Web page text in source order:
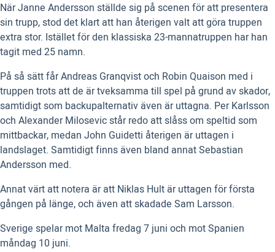
När Janne Andersson ställde sig på scenen för att presentera
sin trupp, stod det klart att han återigen valt att göra truppen
extra stor. Istället för den klassiska 23-mannatruppen har han
tagit med 25 namn.
På så sätt får Andreas Granqvist och Robin Quaison med i
truppen trots att de är tveksamma till spel på grund av skador,
samtidigt som backupalternativ även är uttagna. Per Karlsson
och Alexander Milosevic står redo att slåss om speltid som
mittbackar, medan John Guidetti återigen är uttagen i
landslaget. Samtidigt finns även bland annat Sebastian
Andersson med.
Annat värt att notera är att Niklas Hult är uttagen för första
gången på länge, och även att skadade Sam Larsson.
Sverige spelar mot Malta fredag 7 juni och mot Spanien
måndag 10 juni.